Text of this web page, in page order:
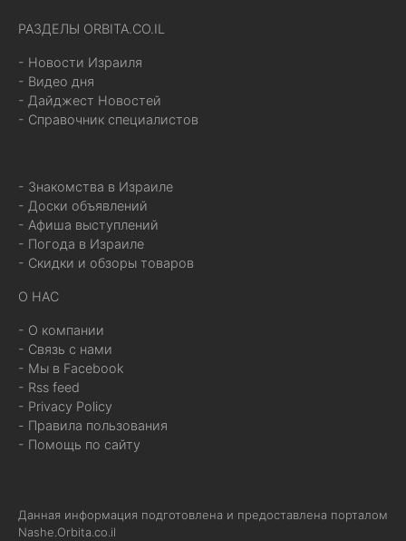
РАЗДЕЛЫ ORBITA.CO.IL
- Новости Израиля
- Видео дня
- Дайджест Новостей
- Справочник специалистов
- Знакомства в Израиле
- Доски объявлений
- Афиша выступлений
- Погода в Израиле
- Скидки и обзоры товаров
О НАС
- О компании
- Связь с нами
- Мы в Facebook
- Rss feed
- Privacy Policy
- Правила пользования
- Помощь по сайту
Данная информация подготовлена и предоставлена порталом
Nashe.Orbita.co.il